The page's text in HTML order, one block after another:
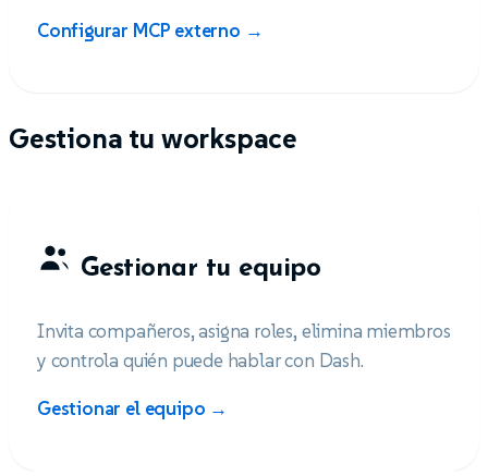
Configurar MCP externo →
Gestiona tu workspace
Gestionar tu equipo
Invita compañeros, asigna roles, elimina miembros
y controla quién puede hablar con Dash.
Gestionar el equipo →